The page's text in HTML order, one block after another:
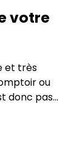
votre
et très
ou
donc pas
rapprocher
trop